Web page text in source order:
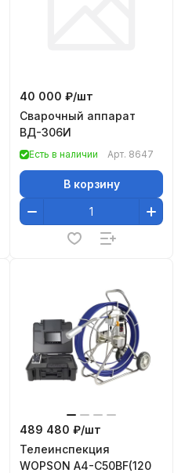
40 000 ₽/шт
Сварочный аппарат
ВД-306И
Есть в наличии Арт. 8647
В корзину
489 480 ₽/шт
Телеинспекция
WOPSON A4-C50BF(120